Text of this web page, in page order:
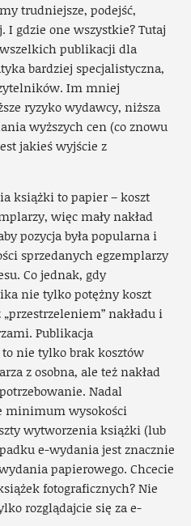
trudniejsze, podejść,
gdzie one wszystkie? Tutaj
publikacji dla
bardziej specjalistyczna,
Im mniej
ryzyko wydawcy, niższa
wyższych cen (co znowu
jakieś wyjście z
książki to papier – koszt
więc mały nakład
pozycja była popularna i
sprzedanych egzemplarzy
Co jednak, gdy
nie tylko potężny koszt
nakładu i
Publikacja
nie tylko brak kosztów
z osobna, ale też nakład
Nadal
minimum wysokości
wytworzenia książki (lub
e-wydania jest znacznie
papierowego. Chcecie
fotograficznych? Nie
rozglądajcie się za e-